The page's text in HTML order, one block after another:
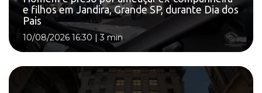
e filhos em Jandira, Grande SP, durante Dia dos
Pais
10/08/2026 16:30 |3 min